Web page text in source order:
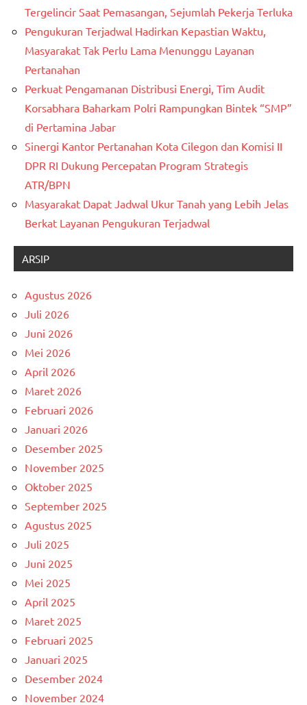
Tergelincir Saat Pemasangan, Sejumlah Pekerja Terluka
Pengukuran Terjadwal Hadirkan Kepastian Waktu,
Masyarakat Tak Perlu Lama Menunggu Layanan
Pertanahan
Perkuat Pengamanan Distribusi Energi, Tim Audit
Korsabhara Baharkam Polri Rampungkan Bintek “SMP”
di Pertamina Jabar
Sinergi Kantor Pertanahan Kota Cilegon dan Komisi II
DPR RI Dukung Percepatan Program Strategis
ATR/BPN
Masyarakat Dapat Jadwal Ukur Tanah yang Lebih Jelas
Berkat Layanan Pengukuran Terjadwal
ARSIP
Agustus 2026
Juli 2026
Juni 2026
Mei 2026
April 2026
Maret 2026
Februari 2026
Januari 2026
Desember 2025
November 2025
Oktober 2025
September 2025
Agustus 2025
Juli 2025
Juni 2025
Mei 2025
April 2025
Maret 2025
Februari 2025
Januari 2025
Desember 2024
November 2024